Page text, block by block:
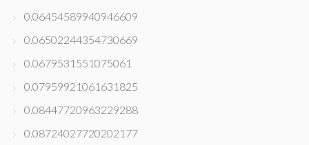
0.06454589940946609
0.06502244354730669
0.0679531551075061
0.07959921061631825
0.08447720963229288
0.08724027720202177